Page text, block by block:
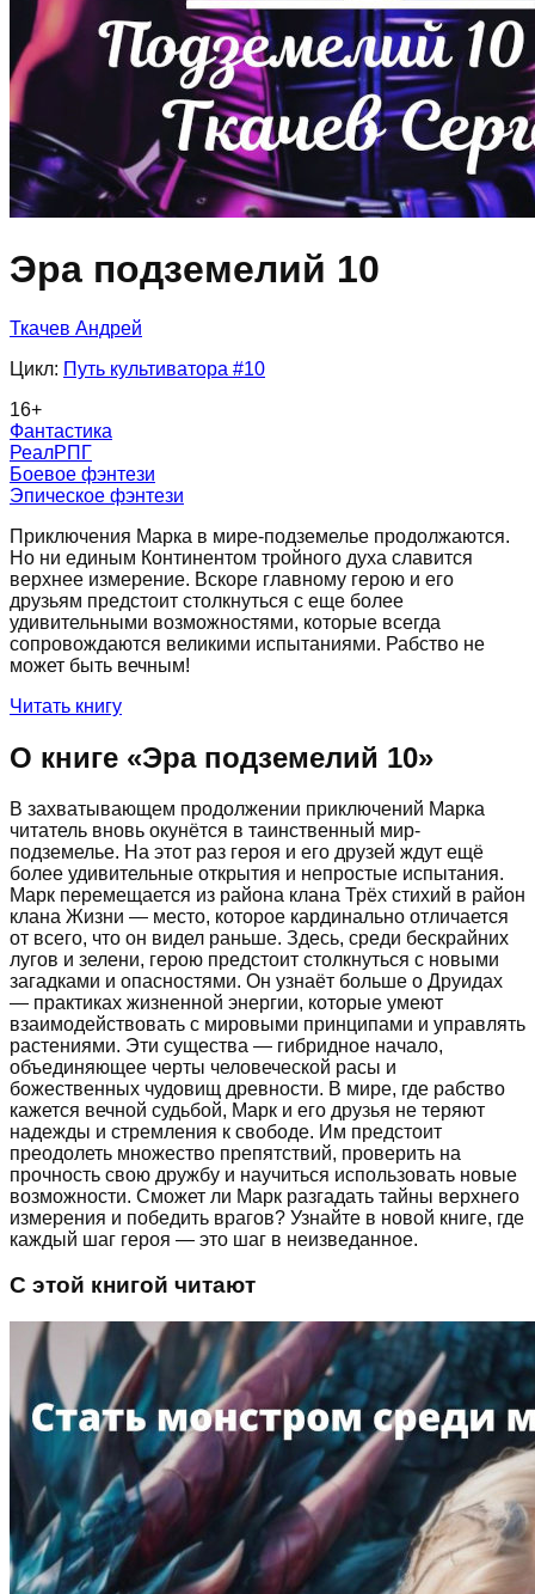
Эра подземелий 10
Ткачев Андрей
Цикл: Путь культиватора #10
16+
Фантастика
РеалРПГ
Боевое фэнтези
Эпическое фэнтези
Приключения Марка в мире-подземелье продолжаются.
Но ни единым Континентом тройного духа славится
верхнее измерение. Вскоре главному герою и его
друзьям предстоит столкнуться с еще более
удивительными возможностями, которые всегда
сопровождаются великими испытаниями. Рабство не
может быть вечным!
Читать книгу
О книге «Эра подземелий 10»
В захватывающем продолжении приключений Марка
читатель вновь окунётся в таинственный мир-
подземелье. На этот раз героя и его друзей ждут ещё
более удивительные открытия и непростые испытания.
Марк перемещается из района клана Трёх стихий в район
клана Жизни — место, которое кардинально отличается
от всего, что он видел раньше. Здесь, среди бескрайних
лугов и зелени, герою предстоит столкнуться с новыми
загадками и опасностями. Он узнаёт больше о Друидах
— практиках жизненной энергии, которые умеют
взаимодействовать с мировыми принципами и управлять
растениями. Эти существа — гибридное начало,
объединяющее черты человеческой расы и
божественных чудовищ древности. В мире, где рабство
кажется вечной судьбой, Марк и его друзья не теряют
надежды и стремления к свободе. Им предстоит
преодолеть множество препятствий, проверить на
прочность свою дружбу и научиться использовать новые
возможности. Сможет ли Марк разгадать тайны верхнего
измерения и победить врагов? Узнайте в новой книге, где
каждый шаг героя — это шаг в неизведанное.
С этой книгой читают